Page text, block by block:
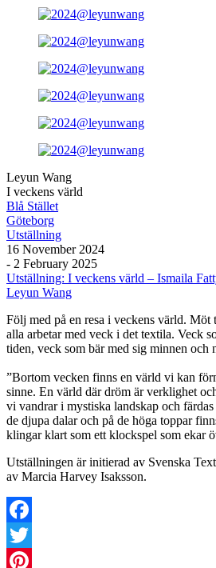
Leyun Wang
I veckens värld
Blå Stället
Göteborg
Utställning
16 November 2024
- 2 February 2025
Utställning: I veckens värld – Ismaila
Leyun Wang
Följ med på en resa i veckens värld. Möt
alla arbetar med veck i det textila. Veck
tiden, veck som bär med sig minnen och
”Bortom vecken finns en värld vi kan
sinne. En värld där dröm är verklighet
vi vandrar i mystiska landskap och
de djupa dalar och på de höga toppar
klingar klart som ett klockspel som ekar
Utställningen är initierad av Svenska
av Marcia Harvey Isaksson.
Facebook
Twitter